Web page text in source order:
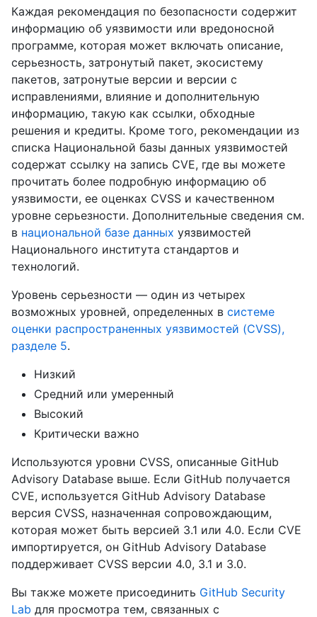
Каждая рекомендация по безопасности содержит
информацию об уязвимости или вредоносной
программе, которая может включать описание,
серьезность, затронутый пакет, экосистему
пакетов, затронутые версии и версии с
исправлениями, влияние и дополнительную
информацию, такую ​​как ссылки, обходные
решения и кредиты. Кроме того, рекомендации из
списка Национальной базы данных уязвимостей
содержат ссылку на запись CVE, где вы можете
прочитать более подробную информацию об
уязвимости, ее оценках CVSS и качественном
уровне серьезности. Дополнительные сведения см.
в национальной базе данных уязвимостей
Национального института стандартов и
технологий.
Уровень серьезности — один из четырех
возможных уровней, определенных в системе
оценки распространенных уязвимостей (CVSS),
разделе 5.
Низкий
Средний или умеренный
Высокий
Критически важно
Используются уровни CVSS, описанные GitHub
Advisory Database выше. Если GitHub получается
CVE, используется GitHub Advisory Database
версия CVSS, назначенная сопровождающим,
которая может быть версией 3.1 или 4.0. Если CVE
импортируется, он GitHub Advisory Database
поддерживает CVSS версии 4.0, 3.1 и 3.0.
Вы также можете присоединить GitHub Security
Lab для просмотра тем, связанных с